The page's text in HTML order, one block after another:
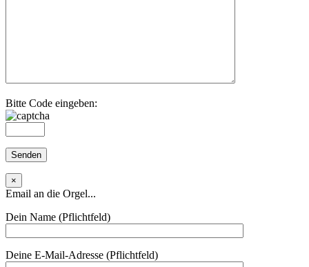
Bitte Code eingeben:
×
Email an die Orgel...
Dein Name (Pflichtfeld)
Deine E-Mail-Adresse (Pflichtfeld)